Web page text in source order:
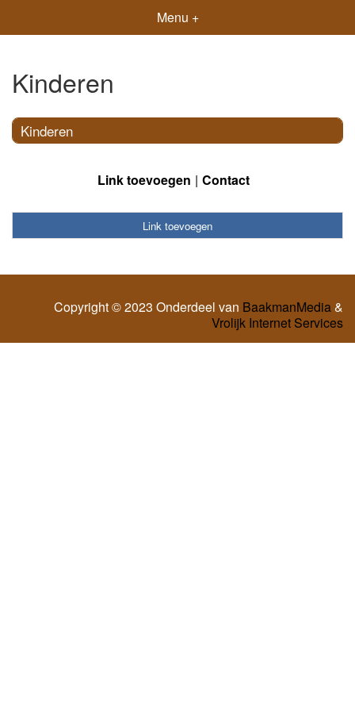
Menu +
Kinderen
Kinderen
Link toevoegen Contact
Link toevoegen
Copyright © 2023 Onderdeel van BaakmanMedia&
Vrolijk Internet Services